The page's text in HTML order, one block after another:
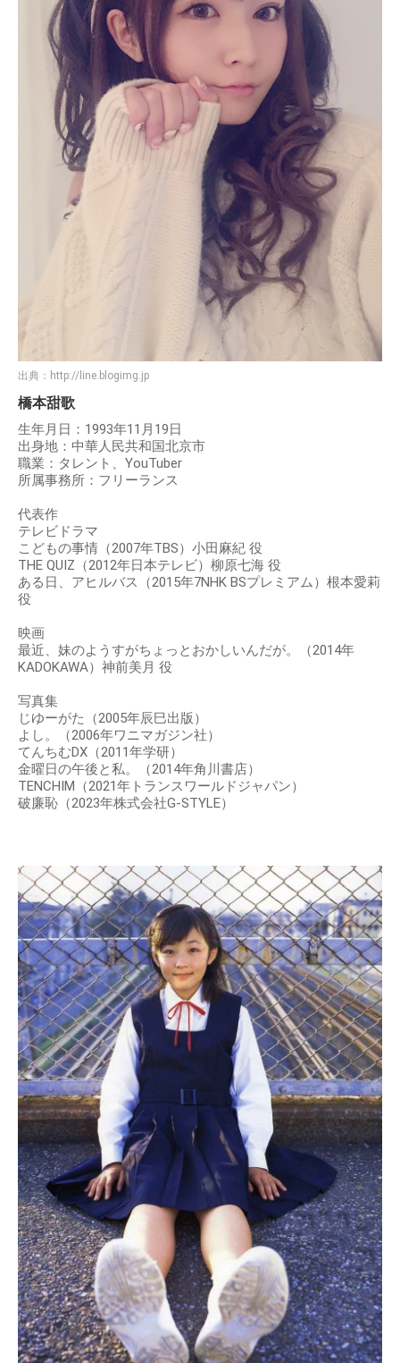
出典： http://line.blogimg.jp
橋本甜歌
生年月日：1993年11月19日
出身地：中華人民共和国北京市
職業：タレント、YouTuber
所属事務所：フリーランス
代表作
テレビドラマ
こどもの事情（2007年TBS）小田麻紀 役
THE QUIZ（2012年日本テレビ）柳原七海 役
ある日、アヒルバス（2015年7NHK BSプレミアム）根本愛莉
役
映画
最近、妹のようすがちょっとおかしいんだが。（2014年
KADOKAWA）神前美月 役
写真集
じゆーがた（2005年辰巳出版）
よし。（2006年ワニマガジン社）
てんちむDX（2011年学研）
金曜日の午後と私。（2014年角川書店）
TENCHIM（2021年トランスワールドジャパン）
破廉恥（2023年株式会社G-STYLE）